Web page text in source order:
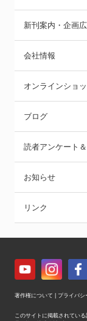
新刊案内・企画
会社情報
オンラインショ
ブログ
読者アンケート
お知らせ
リンク
著作権について プライバシ
このサイトに掲載されてい